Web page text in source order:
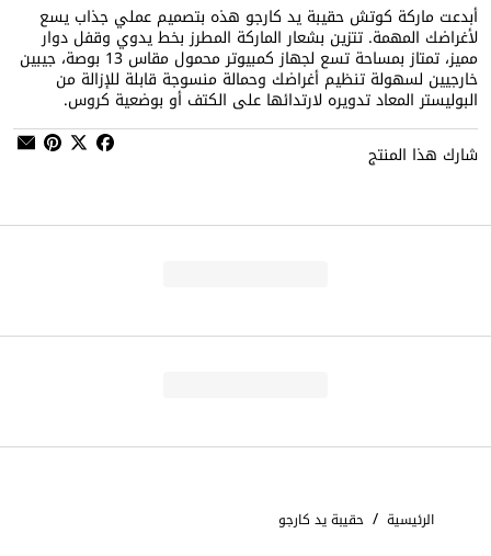
أبدعت ماركة كوتش حقيبة يد كارجو هذه بتصميم عملي جذاب يسع
لأغراضك المهمة. تتزين بشعار الماركة المطرز بخط يدوي وقفل دوار
مميز، تمتاز بمساحة تسع لجهاز كمبيوتر محمول مقاس 13 بوصة، جيبين
خارجيين لسهولة تنظيم أغراضك وحمالة منسوجة قابلة للإزالة من
البوليستر المعاد تدويره لارتدائها على الكتف أو بوضعية كروس.
شارك هذا المنتج
الرئيسية / حقيبة يد كارجو